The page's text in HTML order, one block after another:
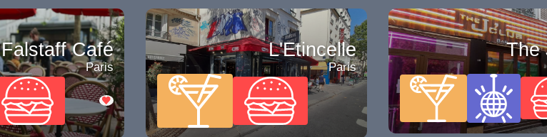
Falstaff Café
Paris
L'Etincelle
Paris
The